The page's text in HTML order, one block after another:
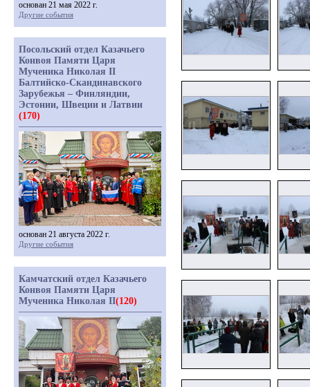
основан 21 мая 2022 г.
Другие события
Посольский отдел Казачьего
Конвоя Памяти Царя
Мученика Николая II
Балтийско-Скандинавского
Зарубежья – Финляндии,
Эстонии, Швеции и Латвии
(170)
основан 21 августа 2022 г.
Другие события
Камчатский отдел Казачьего
Конвоя Памяти Царя
Мученика Николая II(120)